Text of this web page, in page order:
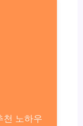
천 노하우